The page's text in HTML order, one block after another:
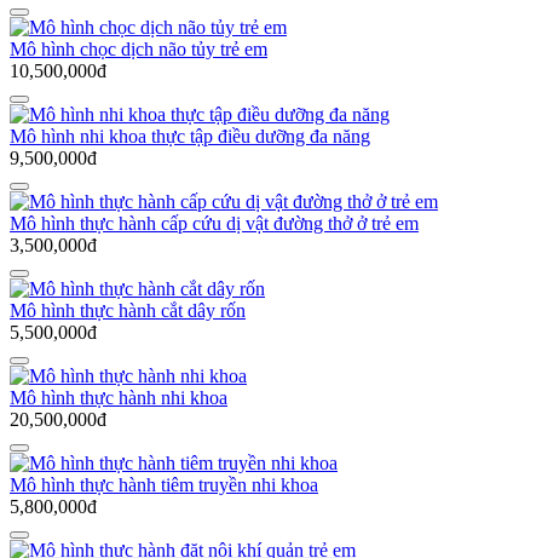
Mô hình chọc dịch não tủy trẻ em
10,500,000đ
Mô hình nhi khoa thực tập điều dưỡng đa năng
9,500,000đ
Mô hình thực hành cấp cứu dị vật đường thở ở trẻ em
3,500,000đ
Mô hình thực hành cắt dây rốn
5,500,000đ
Mô hình thực hành nhi khoa
20,500,000đ
Mô hình thực hành tiêm truyền nhi khoa
5,800,000đ